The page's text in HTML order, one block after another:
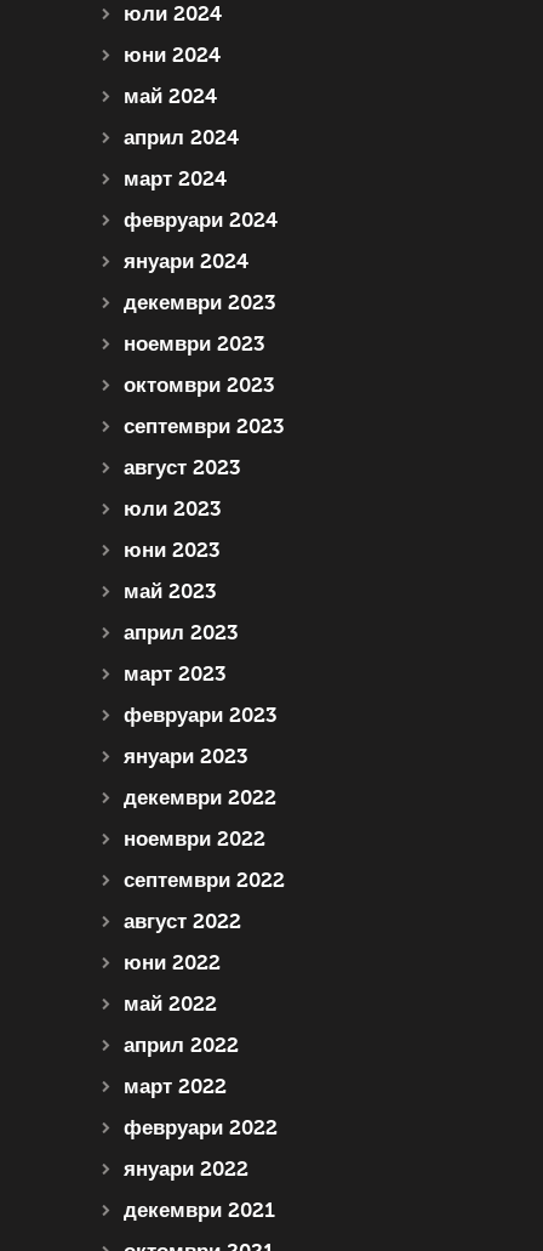
юли 2024
юни 2024
май 2024
април 2024
март 2024
февруари 2024
януари 2024
декември 2023
ноември 2023
октомври 2023
септември 2023
август 2023
юли 2023
юни 2023
май 2023
април 2023
март 2023
февруари 2023
януари 2023
декември 2022
ноември 2022
септември 2022
август 2022
юни 2022
май 2022
април 2022
март 2022
февруари 2022
януари 2022
декември 2021